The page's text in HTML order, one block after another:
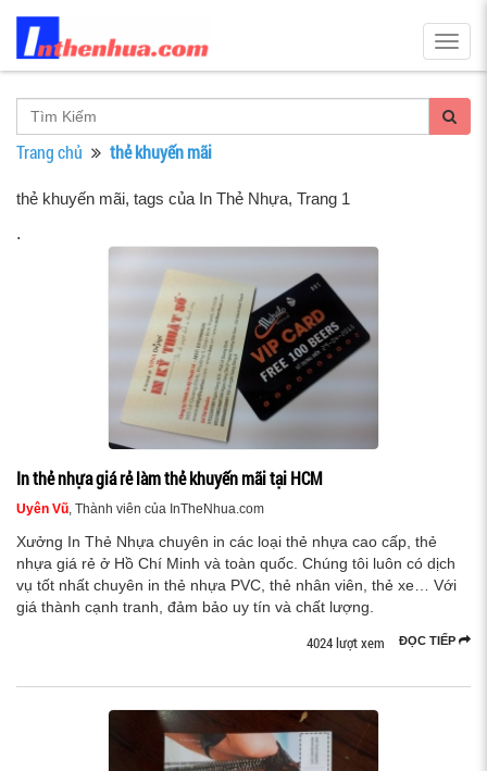
Trang chủ thẻ khuyến mãi
thẻ khuyến mãi, tags của In Thẻ Nhựa, Trang 1
.
In thẻ nhựa giá rẻ làm thẻ khuyến mãi tại HCM
Uyên Vũ, Thành viên của InTheNhua.com
Xưởng In Thẻ Nhựa chuyên in các loại thẻ nhựa cao cấp, thẻ
nhựa giá rẻ ở Hồ Chí Minh và toàn quốc. Chúng tôi luôn có dịch
vụ tốt nhất chuyên in thẻ nhựa PVC, thẻ nhân viên, thẻ xe… Với
giá thành cạnh tranh, đảm bảo uy tín và chất lượng.
ĐỌC TIẾP
4024 lượt xem